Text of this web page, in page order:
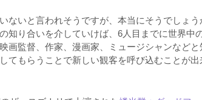
ないと言われそうですが、本当にそうでしょう
知り合いを介していけば、6人目までに世界中
画監督、作家、漫画家、ミュージシャンなどと
てもらうことで新しい観客を呼び込むことが